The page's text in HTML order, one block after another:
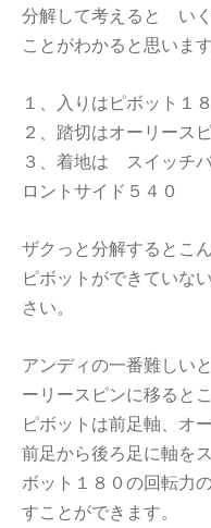
分解して考えると い
ことがわかると思います
１、入りはピボット１
２、踏切はオーリース
３、着地は スイッチ
ロントサイド５４０
ザクっと分解するとこ
ピボットができていな
さい。
アンディの一番難しい
ーリースピンに移るとこ
ピボットは前足軸、オ
前足から後ろ足に軸を
ボット１８０の回転力
すことができます。